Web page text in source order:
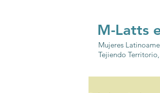
M-Latts
Mujeres
Tejiendo